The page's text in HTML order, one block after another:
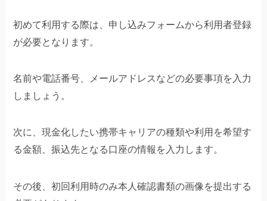
初めて利用する際は、申し込みフォームから利用者登録
が必要となります。
名前や電話番号、メールアドレスなどの必要事項を入力
しましょう。
次に、現金化したい携帯キャリアの種類や利用を希望す
る金額、振込先となる口座の情報を入力します。
その後、初回利用時のみ本人確認書類の画像を提出する